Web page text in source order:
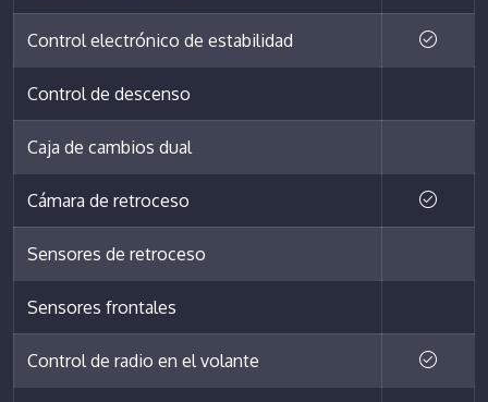
Control electrónico de estabilidad
Control de descenso
Caja de cambios dual
Cámara de retroceso
Sensores de retroceso
Sensores frontales
Control de radio en el volante